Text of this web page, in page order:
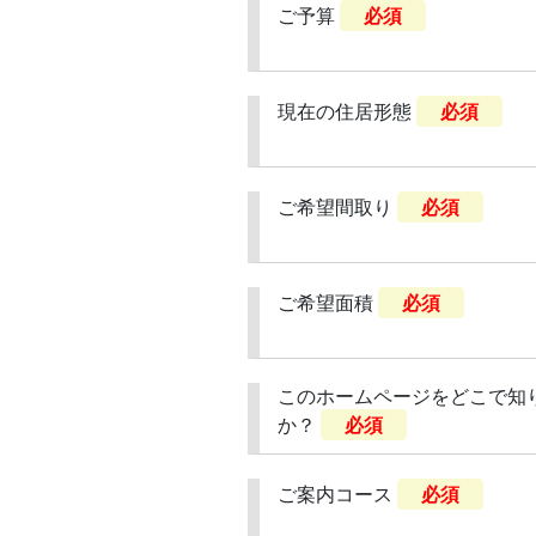
ご予算 必須
現在の住居形態 必須
ご希望間取り 必須
ご希望面積 必須
このホームページをどこで知
か？
必須
ご案内コース 必須